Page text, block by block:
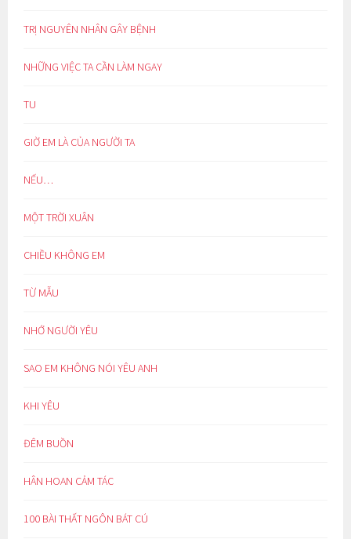
TRỊ NGUYÊN NHÂN GÂY BỆNH
NHỮNG VIỆC TA CẦN LÀM NGAY
TU
GIỜ EM LÀ CỦA NGƯỜI TA
NẾU…
MỘT TRỜI XUÂN
CHIỀU KHÔNG EM
TỪ MẪU
NHỚ NGƯỜI YÊU
SAO EM KHÔNG NÓI YÊU ANH
KHI YÊU
ĐÊM BUỒN
HÂN HOAN CẢM TÁC
100 BÀI THẤT NGÔN BÁT CÚ